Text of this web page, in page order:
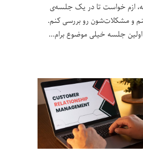
ازم خواست تا در یک جلسه‌ی
و مشکلات‌شون رو بررسی کنم.
جلسه خیلی موضوع برام